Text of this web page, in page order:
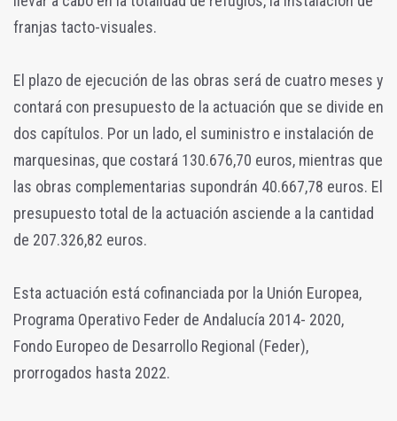
franjas tacto-visuales.
El plazo de ejecución de las obras será de cuatro meses y
contará con presupuesto de la actuación que se divide en
dos capítulos. Por un lado, el suministro e instalación de
marquesinas, que costará 130.676,70 euros, mientras que
las obras complementarias supondrán 40.667,78 euros. El
presupuesto total de la actuación asciende a la cantidad
de 207.326,82 euros.
Esta actuación está cofinanciada por la Unión Europea,
Programa Operativo Feder de Andalucía 2014- 2020,
Fondo Europeo de Desarrollo Regional (Feder),
prorrogados hasta 2022.